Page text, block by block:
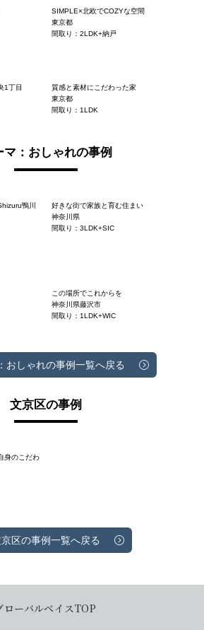
SIMPLE×北欧でCOZYな空間
東京都
間取り：2LDK+納戸
1丁目
質感と素材にこだわった家
東京都
間取り：1LDK
マ：おしゃれの事例
鴨川
好きな街で家族と育む住まい
神奈川県
間取り：3LDK+SIC
この場所でこれからを
神奈川県藤沢市
間取り：1LDK+WIC
おしゃれの事例一覧へ戻る
文京区の事例
身のこだわ
区の事例一覧へ戻る
ローバルベイスTOP